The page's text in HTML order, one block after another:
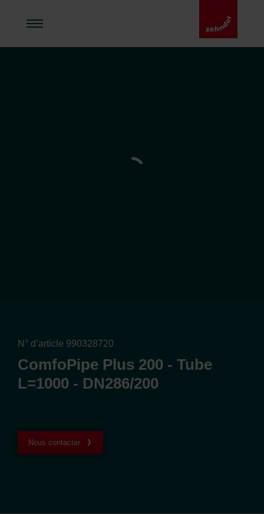
N° d’article 990328720
ComfoPipe Plus 200 - Tube
L=1000 - DN286/200
Nous contacter